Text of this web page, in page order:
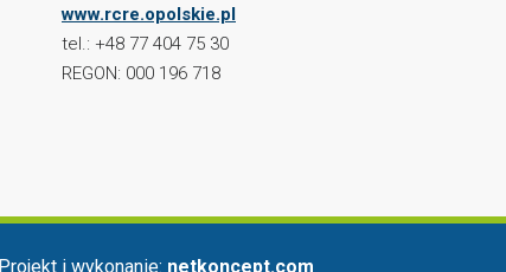
www.rcre.opolskie.pl
tel.: +48 77 404 75 30
REGON: 000 196 718
Projekt i wykonanie: netkoncept.com